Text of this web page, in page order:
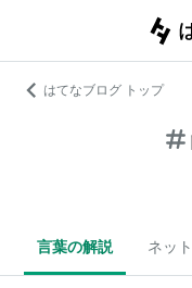
はてなブログ トップ
言葉の解説 ネッ